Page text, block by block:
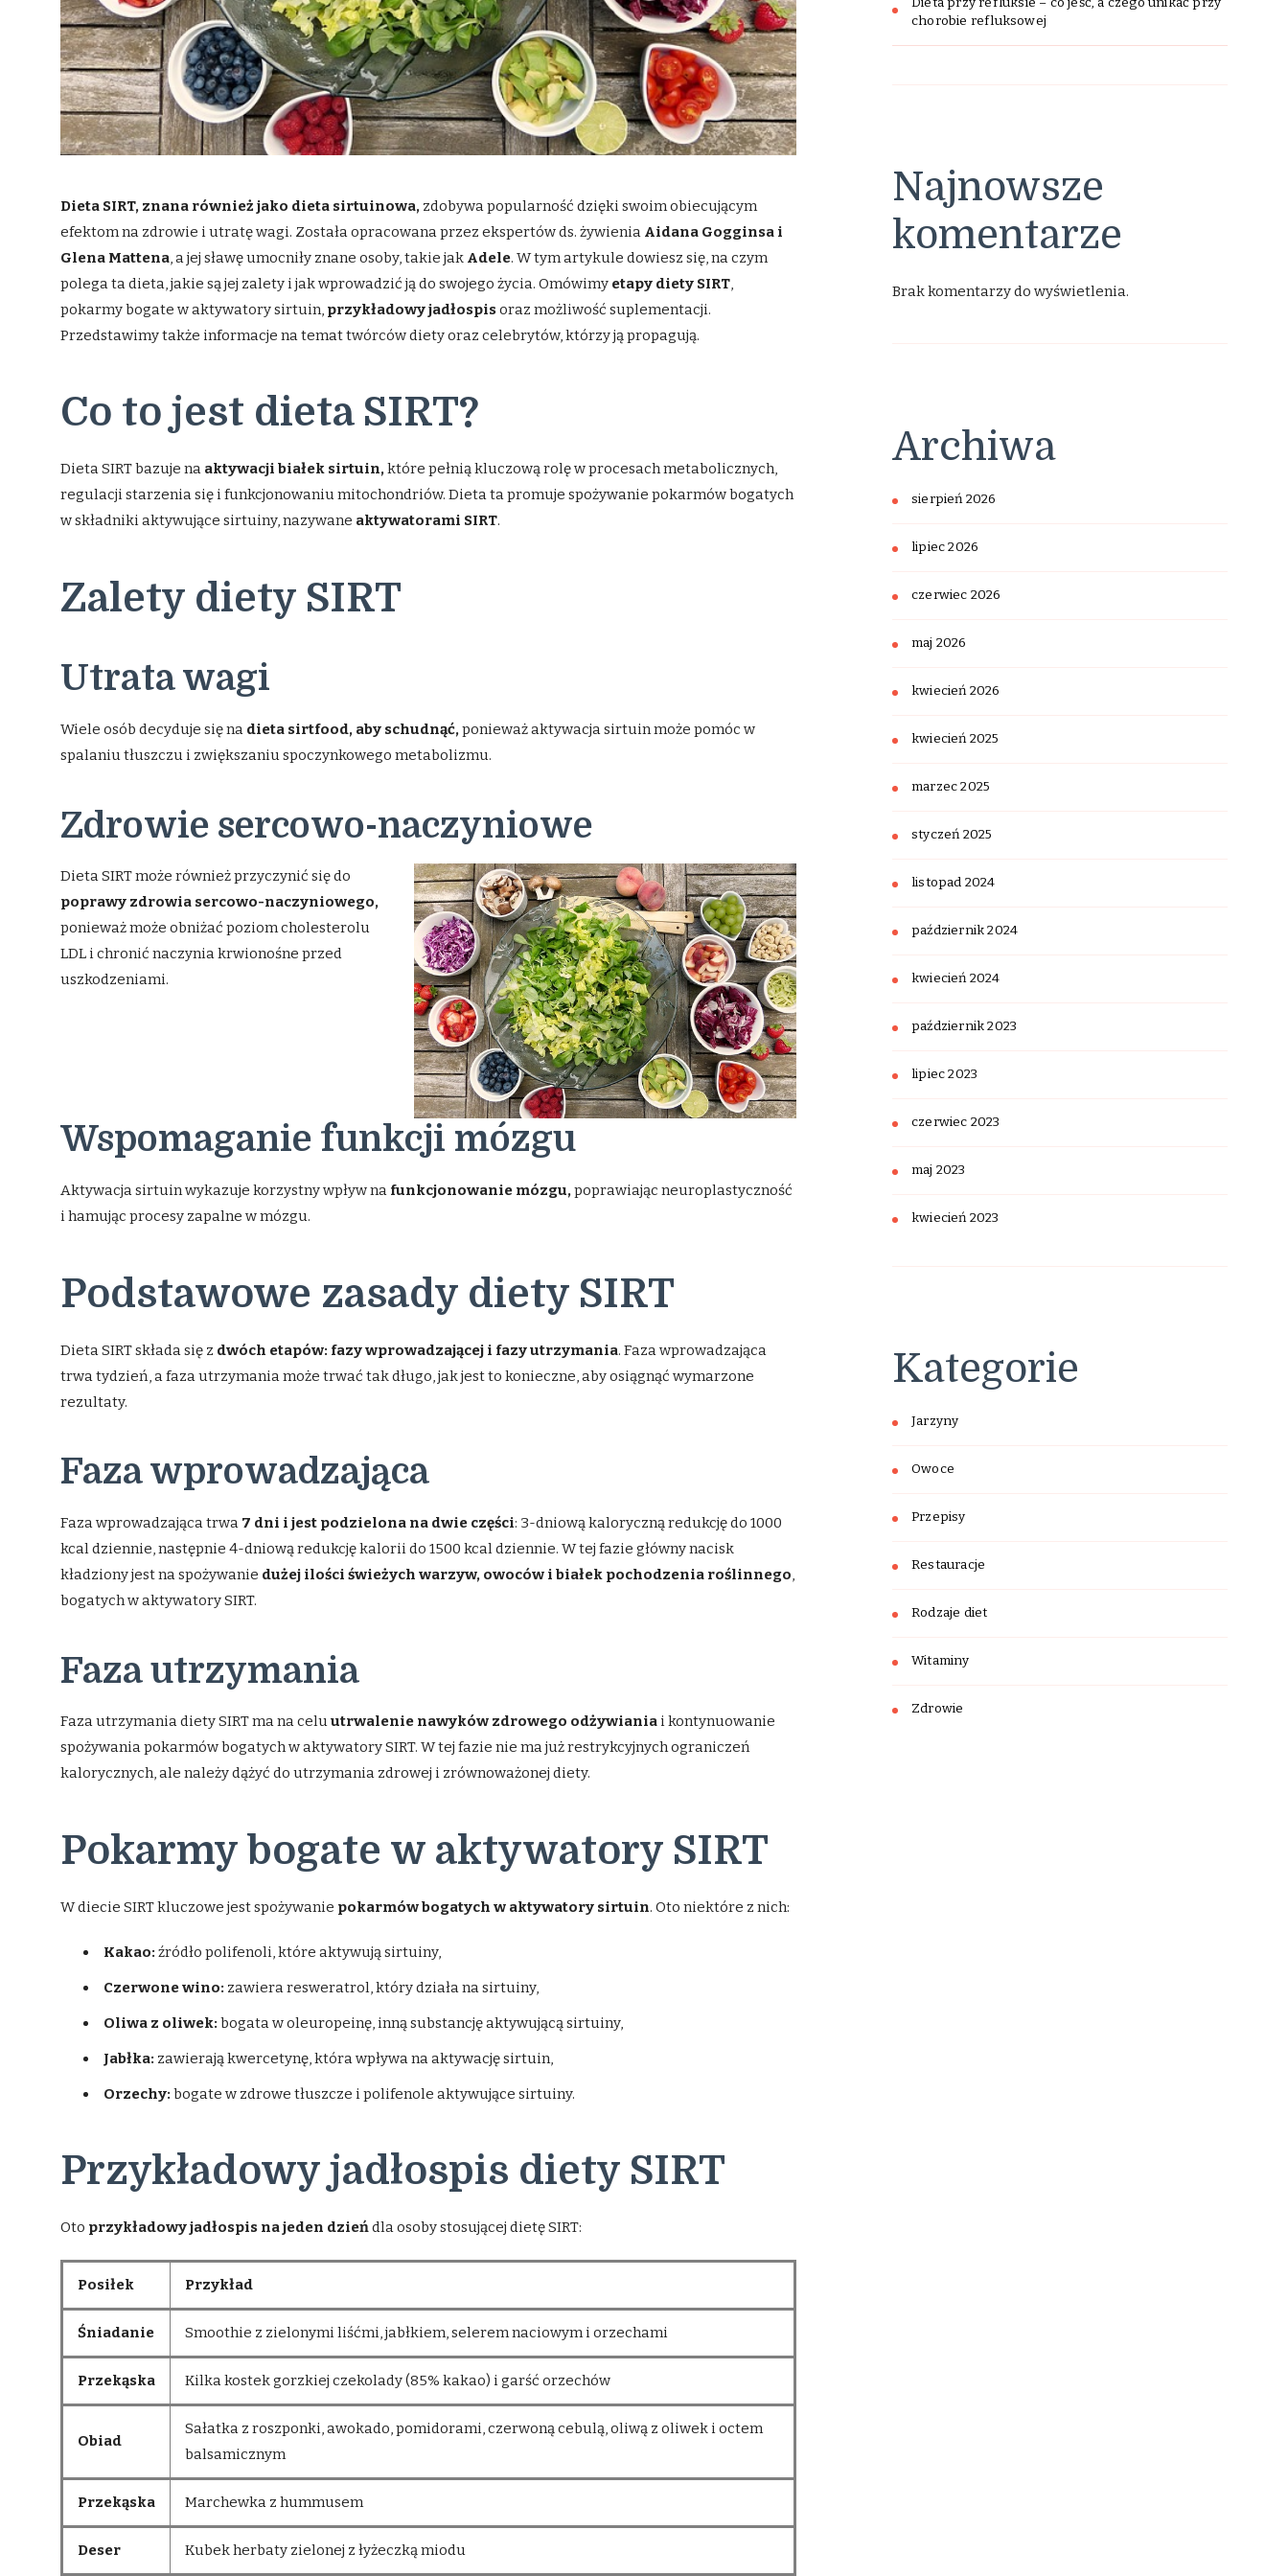
Dieta SIRT, znana również jako dieta sirtuinowa, zdobywa popularność dzięki swoim obiecującym
efektom na zdrowie i utratę wagi. Została opracowana przez ekspertów ds. żywienia Aidana Gogginsa i
Glena Mattena , a jej sławę umocniły znane osoby, takie jak Adele. W tym artykule dowiesz się, na czym
polega ta dieta, jakie są jej zalety i jak wprowadzić ją do swojego życia. Omówimy etapy diety SIRT
pokarmy bogate w aktywatory sirtuin, przykładowy jadłospisoraz możliwość suplementacji.
Przedstawimy także informacje na temat twórców diety oraz celebrytów, którzy ją propagują.
Co to jest dieta SIRT?
Dieta SIRT bazuje na aktywacji białek sirtuin,które pełnią kluczową rolę w procesach metabolicznych,
regulacji starzenia się i funkcjonowaniu mitochondriów. Dieta ta promuje spożywanie pokarmów bogatych
w składniki aktywujące sirtuiny, nazywane aktywatorami SIRT.
Zalety diety SIRT
Utrata wagi
Wiele osób decyduje się na dieta sirtfood, aby schudnąć,ponieważ aktywacja sirtuin może pomóc w
spalaniu tłuszczu i zwiększaniu spoczynkowego metabolizmu.
Zdrowie sercowo-naczyniowe
Dieta SIRT może również przyczynić się do
poprawy zdrowia sercowo-naczyniowego,
ponieważ może obniżać poziom cholesterolu
LDL i chronić naczynia krwionośne przed
uszkodzeniami.
Wspomaganie funkcji mózgu
Aktywacja sirtuin wykazuje korzystny wpływ na funkcjonowanie mózgu,poprawiając neuroplastyczność
i hamując procesy zapalne w mózgu.
Podstawowe zasady diety SIRT
Dieta SIRT składa się z dwóch etapów: fazy wprowadzającej i fazy utrzymania. Faza wprowadzająca
trwa tydzień, a faza utrzymania może trwać tak długo, jak jest to konieczne, aby osiągnąć wymarzone
rezultaty.
Faza wprowadzająca
Faza wprowadzająca trwa 7 dni i jest podzielona na dwie części: 3-dniową kaloryczną redukcję do 1000
kcal dziennie, następnie 4-dniową redukcję kalorii do 1500 kcal dziennie. W tej fazie główny nacisk
kładziony jest na spożywanie dużej ilości świeżych warzyw, owoców i białek pochodzenia roślinnego,
bogatych w aktywatory SIRT.
Faza utrzymania
Faza utrzymania diety SIRT ma na celuutrwalenie nawyków zdrowego odżywiania i kontynuowanie
spożywania pokarmów bogatych w aktywatory SIRT. W tej fazie nie ma już restrykcyjnych ograniczeń
kalorycznych, ale należy dążyć do utrzymania zdrowej i zrównoważonej diety.
Pokarmy bogate w aktywatory SIRT
W diecie SIRT kluczowe jest spożywanie pokarmów bogatych w aktywatory sirtuin. Oto niektóre z nich:
Kakao: źródło polifenoli, które aktywują sirtuiny,
Czerwone wino: zawiera resweratrol, który działa na sirtuiny,
Oliwa z oliwek: bogata w oleuropeinę, inną substancję aktywującą sirtuiny,
Jabłka: zawierają kwercetynę, która wpływa na aktywację sirtuin,
Orzechy: bogate w zdrowe tłuszcze i polifenole aktywujące sirtuiny.
Przykładowy jadłospis diety SIRT
Oto przykładowy jadłospis na jeden dzieńdla osoby stosującej dietę SIRT:
Posiłek Przykład
Śniadanie Smoothie z zielonymi liśćmi, jabłkiem, selerem naciowym i orzechami
Przekąska Kilka kostek gorzkiej czekolady (85% kakao) i garść orzechów
Obiad
Sałatka z roszponki, awokado, pomidorami, czerwoną cebulą, oliwą z oliwek i octem
balsamicznym
Przekąska Marchewka z hummusem
Deser Kubek herbaty zielonej z łyżeczką miodu
chorobie refluksowej
Najnowsze
komentarze
Brak komentarzy do wyświetlenia.
Archiwa
sierpień 2026
lipiec 2026
czerwiec 2026
maj 2026
kwiecień 2026
kwiecień 2025
marzec 2025
styczeń 2025
listopad 2024
październik 2024
kwiecień 2024
październik 2023
lipiec 2023
czerwiec 2023
maj 2023
kwiecień 2023
Kategorie
Jarzyny
Owoce
Przepisy
Restauracje
Rodzaje diet
Witaminy
Zdrowie